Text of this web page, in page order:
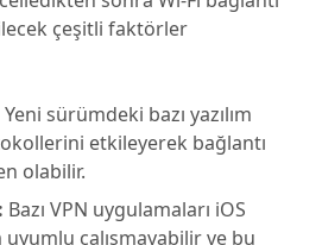
çeşitli faktörler
Yeni sürümdeki bazı yazılım
etkileyerek bağlantı
olabilir.
Bazı VPN uygulamaları iOS
çalışmayabilir ve bu